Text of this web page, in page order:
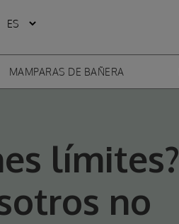
MAMPARAS DE BAÑERA
límites?
no